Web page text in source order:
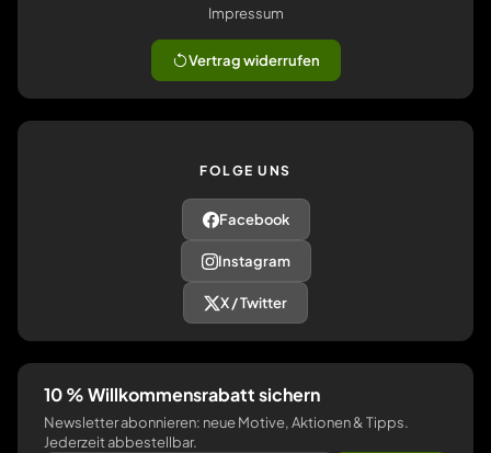
Impressum
Vertrag widerrufen
FOLGE UNS
Facebook
Instagram
X / Twitter
10 % Willkommensrabatt sichern
Newsletter abonnieren: neue Motive, Aktionen & Tipps.
Jederzeit abbestellbar.